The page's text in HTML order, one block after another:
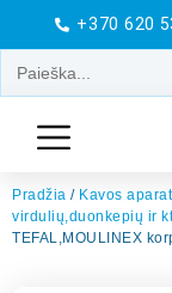
+370 620
Pradžia / Kavos
virdulių,duonkepių ir
TEFAL,MOULINEX